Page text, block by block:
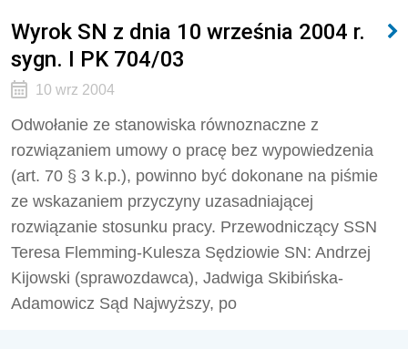
Wyrok SN z dnia 10 września 2004 r.
sygn. I PK 704/03
10 wrz 2004
Odwołanie ze stanowiska równoznaczne z
rozwiązaniem umowy o pracę bez wypowiedzenia
(art. 70 § 3 k.p.), powinno być dokonane na piśmie
ze wskazaniem przyczyny uzasadniającej
rozwiązanie stosunku pracy. Przewodniczący SSN
Teresa Flemming-Kulesza Sędziowie SN: Andrzej
Kijowski (sprawozdawca), Jadwiga Skibińska-
Adamowicz Sąd Najwyższy, po